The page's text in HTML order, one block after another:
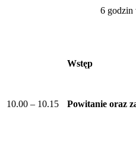
6 godzin
10.00 – 10.15
Wstęp
Powitanie oraz